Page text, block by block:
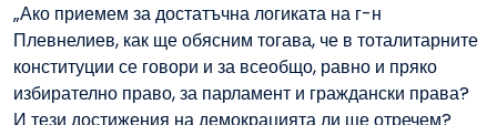
„Ако приемем за достатъчна логиката на г-н
Плевнелиев, как ще обясним тогава, че в тоталитарните
конституции се говори и за всеобщо, равно и пряко
избирателно право, за парламент и граждански права?